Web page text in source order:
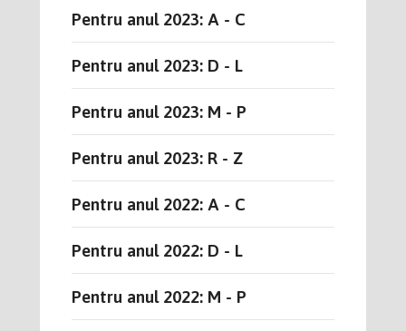
Pentru anul 2023: A - C
Pentru anul 2023: D - L
Pentru anul 2023: M - P
Pentru anul 2023: R - Z
Pentru anul 2022: A - C
Pentru anul 2022: D - L
Pentru anul 2022: M - P